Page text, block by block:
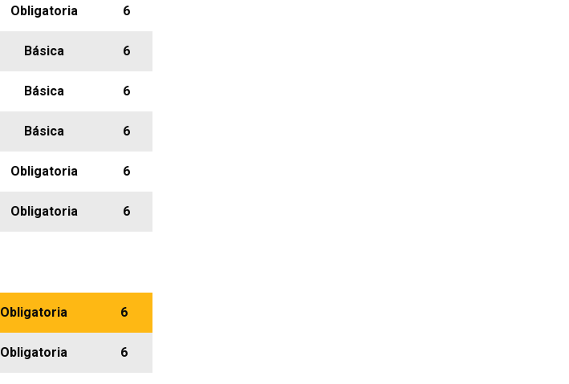
Obligatoria 6
Básica 6
Básica 6
Básica 6
Obligatoria 6
Obligatoria 6
Obligatoria 6
Obligatoria 6